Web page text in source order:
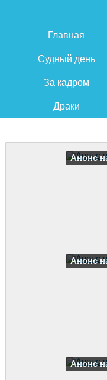
Главная
Судный день
За кадром
Драки
Анонс
Анонс
Анонс